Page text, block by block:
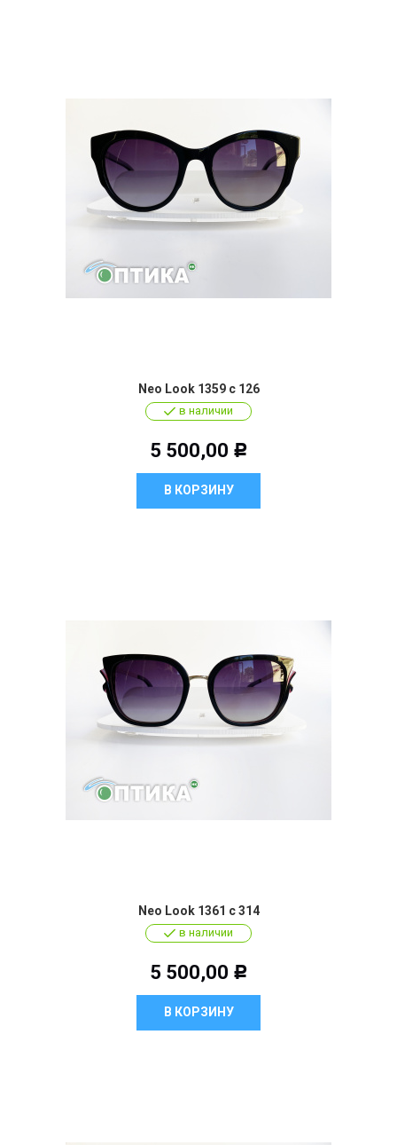
Neo Look 1359 c 126
в наличии
5 500,00 Р
В КОРЗИНУ
Neo Look 1361 c 314
в наличии
5 500,00 Р
В КОРЗИНУ